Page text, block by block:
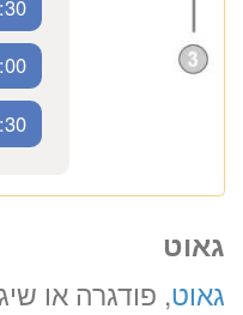
גאוט
גאוט, פודגרה או